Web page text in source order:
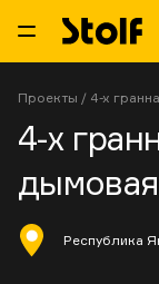
Проекты / 4-х
4-х
Республика